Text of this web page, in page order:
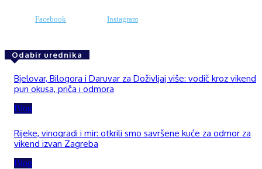
Facebook Instagram
Odabir urednika
Bjelovar, Bilogora i Daruvar za Doživljaj više: vodič kroz vikend
pun okusa, priča i odmora
Blog
Rijeke, vinogradi i mir: otkrili smo savršene kuće za odmor za
vikend izvan Zagreba
Blog